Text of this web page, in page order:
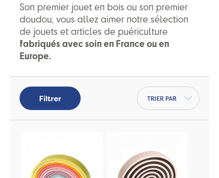
Son premier jouet en bois ou son premier
doudou, vous allez aimer notre sélection
de jouets et articles de puériculture
fabriqués avec soin en France ou en
Europe.
Filtrer
Trier par